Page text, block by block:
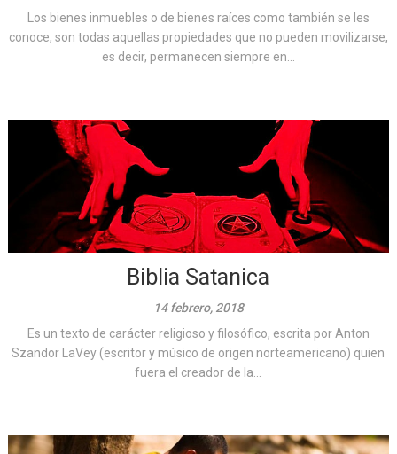
Los bienes inmuebles o de bienes raíces como también se les
conoce, son todas aquellas propiedades que no pueden movilizarse,
es decir, permanecen siempre en...
Biblia Satanica
14 febrero, 2018
Es un texto de carácter religioso y filosófico, escrita por Anton
Szandor LaVey (escritor y músico de origen norteamericano) quien
fuera el creador de la...